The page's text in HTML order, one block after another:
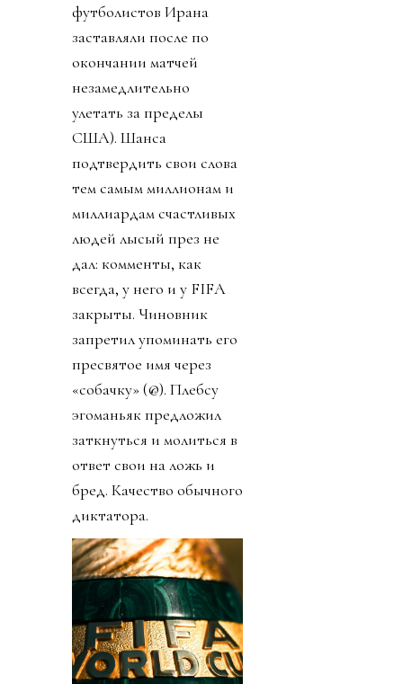
футболистов Ирана
заставляли после по
окончании матчей
незамедлительно
улетать за пределы
США). Шанса
подтвердить свои слова
тем самым миллионам и
миллиардам счастливых
людей лысый през не
дал: комменты, как
всегда, у него и у FIFA
закрыты. Чиновник
запретил упоминать его
пресвятое имя через
«собачку» (@). Плебсу
эгоманьяк предложил
заткнуться и молиться в
ответ свои на ложь и
бред. Качество обычного
диктатора.